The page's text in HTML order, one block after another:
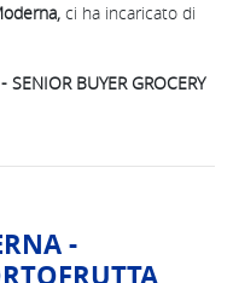
ci ha incaricato di
BUYER GROCERY
-